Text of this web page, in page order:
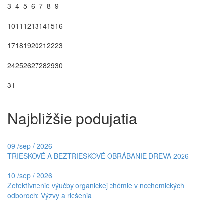
3 4 5 6 7 8 9
1011 1213141516
17181920212223
24252627282930
31
Najbližšie podujatia
09 /sep / 2026
TRIESKOVÉ A BEZTRIESKOVÉ OBRÁBANIE DREVA 2026
10 /sep / 2026
Zefektívnenie výučby organickej chémie v nechemických
odboroch: Výzvy a riešenia